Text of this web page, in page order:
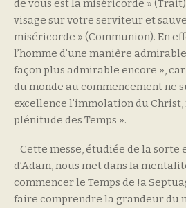
de vous est la miséricorde »
visage sur votre serviteur et
miséricorde » (Communion). En
l’homme d’une manière
façon plus admirable encore »,
du monde au commencement ne
excellence l’immolation du Christ,
plénitude des Temps ».
Cette messe, étudiée de la sorte
d’Adam, nous met dans la
commencer le Temps de !a
faire comprendre la grandeur du